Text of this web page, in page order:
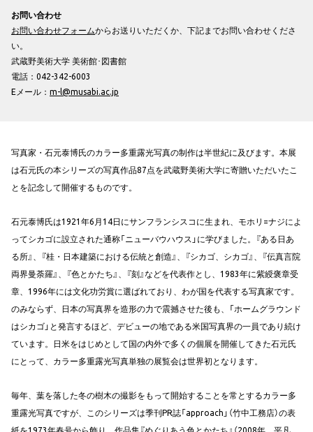
お問い合わせ
お問い合わせフォームからお送りいただくか、下記までお問い合わせくださ
い。
武蔵野美術大学 美術館･図書館
電話：042-342-6003
Eメール： m-l@musabi.ac.jp
写真家・石元泰博氏のカラー多重露光写真の制作は半世紀に及びます。本展
は石元氏の本シリーズの写真作品87点を武蔵野美術大学に寄贈いただいたこ
とを記念して開催するものです。
石元泰博氏は1921年6月14日にサンフランシスコに生まれ、モホリ=ナジによ
ってシカゴに設立された通称「ニューバウハウス」に学びました。『ある日あ
る所』、『桂・日本建築における伝統と創造』、『シカゴ、シカゴ』、『伝真言院
両界曼荼羅』、『色とかたち』、『刻』などを代表作とし、1983年に紫綬褒章受
章、1996年には文化功労賞に選ばれており、わが国を代表する写真家です。
のみならず、日本の写真界を造形の力で震撼させた後も、「ホームグラウンド
はシカゴ」と発言するほど、デビューの地である米国写真界の一員であり続け
ています。日米をはじめとして国の内外で多くの個展を開催してきた石元氏
にとって、カラー多重露光写真単独の展覧会は世界初となります。
毎年、葉を落した冬の樹木の撮影をもって開始することを常とするカラー多
重露光写真ですが、このシリーズは季刊PR誌「approach」（竹中工務店）の表